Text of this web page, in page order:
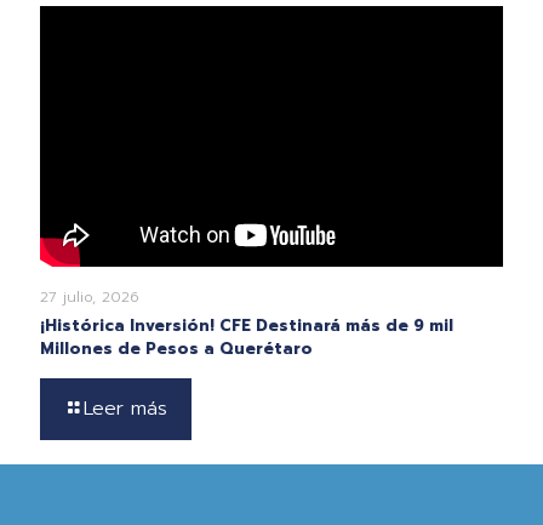
27 julio, 2026
¡Histórica Inversión! CFE Destinará más de 9 mil
Millones de Pesos a Querétaro
Leer más